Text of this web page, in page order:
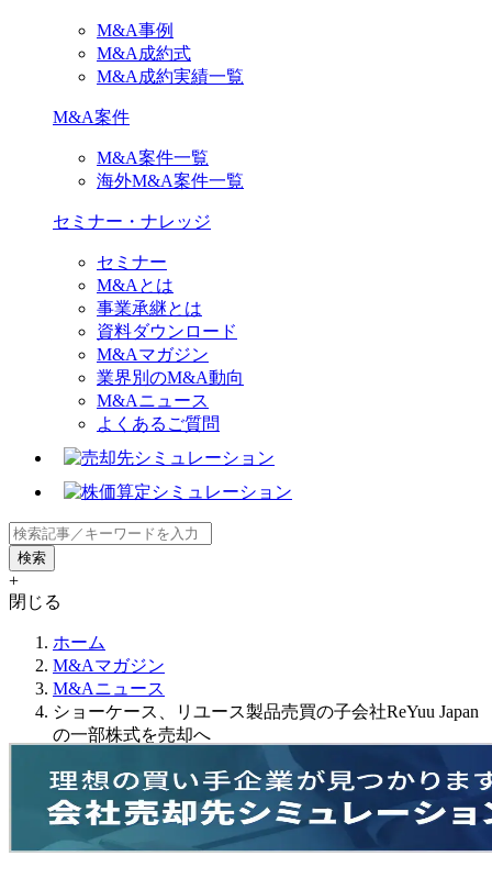
M&A事例
M&A成約式
M&A成約実績一覧
M&A案件
M&A案件一覧
海外M&A案件一覧
セミナー・ナレッジ
セミナー
M&Aとは
事業承継とは
資料ダウンロード
M&Aマガジン
業界別のM&A動向
M&Aニュース
よくあるご質問
+
閉じる
ホーム
M&Aマガジン
M&Aニュース
ショーケース、リユース製品売買の子会社ReYuu Japan
の一部株式を売却へ